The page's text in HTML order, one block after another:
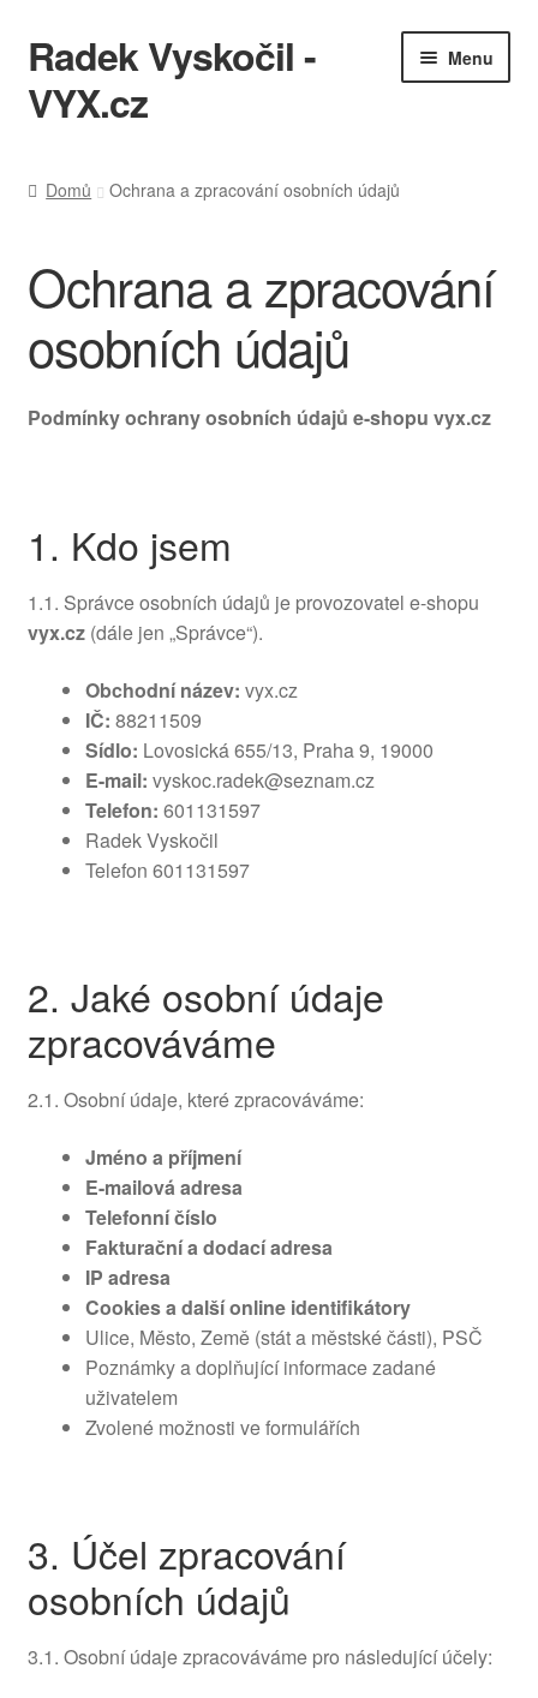
Přeskočit
na
navigaci
Přejít
k
obsahu
Radek Vyskočil -
VYX.cz
Menu
KQL cheatsheet
Zásady ochrany osobních údajů
Domů Ochrana a zpracování osobních údajů
Ochrana a zpracování
osobních údajů
Podmínky ochrany osobních údajů e-shopu vyx.cz
1. Kdo jsem
1.1. Správce osobních údajů je provozovatel e-shopu
vyx.cz(dále jen „Správce“).
Obchodní název: vyx.cz
IČ: 88211509
Sídlo: Lovosická 655/13, Praha 9, 19000
E-mail: vyskoc.radek@seznam.cz
Telefon: 601131597
Radek Vyskočil
Telefon 601131597
2. Jaké osobní údaje
zpracováváme
2.1. Osobní údaje, které zpracováváme:
Jméno a příjmení
E-mailová adresa
Telefonní číslo
Fakturační a dodací adresa
IP adresa
Cookies a další online identifikátory
Ulice, Město, Země (stát a městské části), PSČ
Poznámky a doplňující informace zadané
uživatelem
Zvolené možnosti ve formulářích
3. Účel zpracování
osobních údajů
3.1. Osobní údaje zpracováváme pro následující účely: